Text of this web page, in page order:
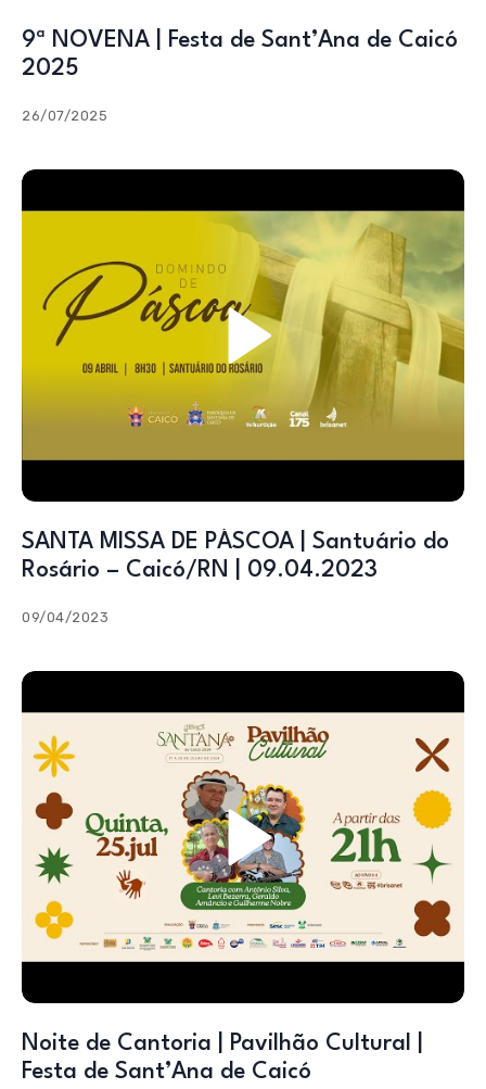
9ª NOVENA | Festa de Sant’Ana de Caicó
2025
26/07/2025
SANTA MISSA DE PÁSCOA | Santuário do
Rosário – Caicó/RN | 09.04.2023
09/04/2023
Noite de Cantoria | Pavilhão Cultural |
Festa de Sant’Ana de Caicó